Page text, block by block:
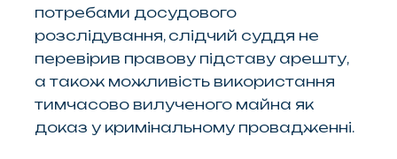
потребами досудового
розслідування, слідчий суддя не
перевірив правову підставу арешту,
а також можливість використання
тимчасово вилученого майна як
доказ у кримінальному провадженні.